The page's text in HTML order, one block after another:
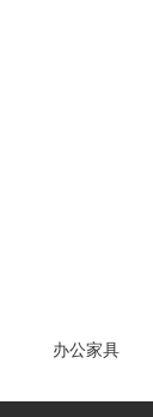
办公家具